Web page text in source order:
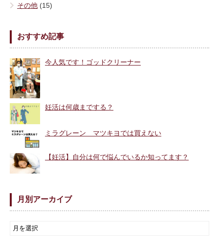
その他 (15)
おすすめ記事
今人気です！ゴッドクリーナー
妊活は何歳までする？
ミラグレーン マツキヨでは買えない
【妊活】自分は何で悩んでいるか知ってます？
月別アーカイブ